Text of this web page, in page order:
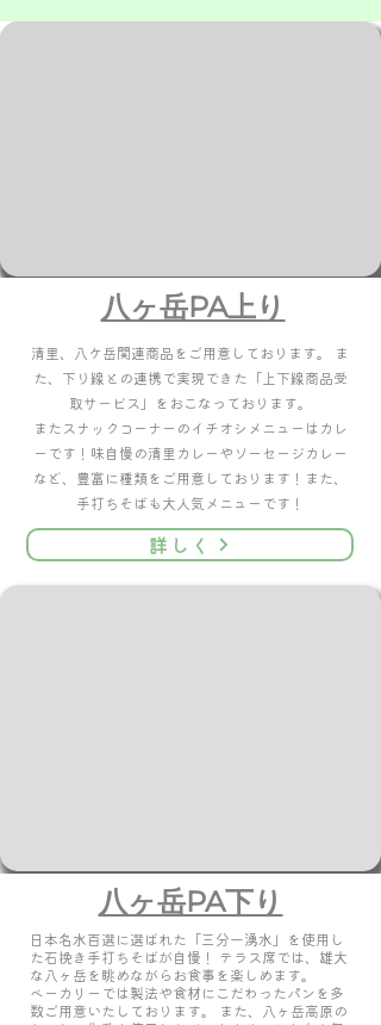
八ヶ岳PA上り
清里、八ケ岳関連商品をご用意しております。 ま
た、下り線との連携で実現できた「上下線商品受
取サービス」をおこなっております。
またスナックコーナーのイチオシメニューはカレ
ーです！味自慢の清里カレーやソーセージカレー
など、豊富に種類をご用意しております！また、
手打ちそばも大人気メニューです！
詳しく
八ヶ岳PA下り
日本名水百選に選ばれた「三分一湧水」を使用し
た石挽き手打ちそばが自慢！ テラス席では、雄大
な八ヶ岳を眺めながらお食事を楽しめます。
​ベーカリーでは製法や食材にこだわったパンを多
数ご用意いたしております。 また、八ヶ岳高原の